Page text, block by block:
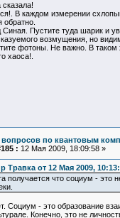
В каждом измерении
обратно.
Синая. Пустите туда шарик и
возмущения, но
фотоны. Не важно. В таком
хаоса!.
вопросов по квантовым
: 12 Мая 2009, 18:09:58 »
Травка от 12 Мая 2009,
получается что социум -
Социум - это образование
Конечно, это не